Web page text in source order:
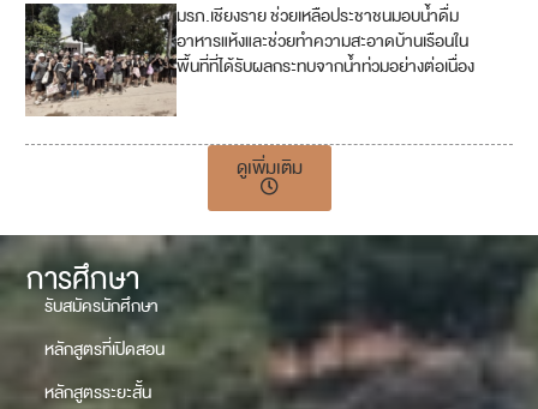
มรภ.เชียงราย ช่วยเหลือประชาชนมอบน้ำดื่ม
อาหารแห้งและช่วยทำความสะอาดบ้านเรือนใน
พื้นที่ที่ได้รับผลกระทบจากน้ำท่วมอย่างต่อเนื่อง
ดูเพิ่มเติม
การศึกษา
รับสมัครนักศึกษา
หลักสูตรที่เปิดสอน
หลักสูตรระยะสั้น